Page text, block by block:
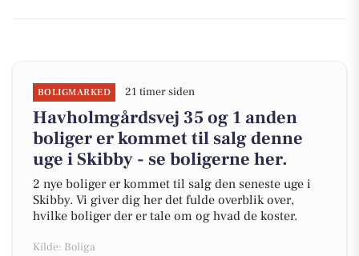
BOLIGMARKED 21 timer siden
Havholmgårdsvej 35 og 1 anden
boliger er kommet til salg denne
uge i Skibby - se boligerne her.
2 nye boliger er kommet til salg den seneste uge i
Skibby. Vi giver dig her det fulde overblik over,
hvilke boliger der er tale om og hvad de koster.
Kilde: Boliga